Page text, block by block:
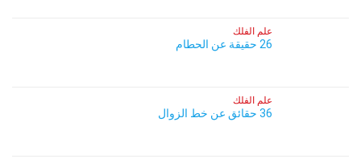
علم الفلك
26 حقيقة عن الحطام
علم الفلك
36 حقائق عن خط الزوال